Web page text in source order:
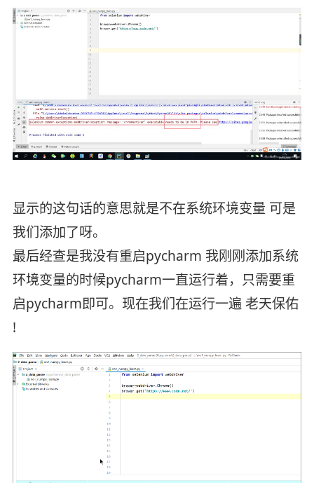
显示的这句话的意思就是不在系统环境变量 可是
我们添加了呀。
最后经查是我没有重启pycharm 我刚刚添加系统
环境变量的时候pycharm一直运行着，只需要重
启pycharm即可。现在我们在运行一遍 老天保佑
!